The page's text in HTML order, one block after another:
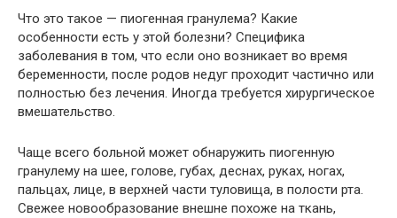
Что это такое — пиогенная гранулема? Какие
особенности есть у этой болезни? Специфика
заболевания в том, что если оно возникает во время
беременности, после родов недуг проходит частично или
полностью без лечения. Иногда требуется хирургическое
вмешательство.
Чаще всего больной может обнаружить пиогенную
гранулему на шее, голове, губах, деснах, руках, ногах,
пальцах, лице, в верхней части туловища, в полости рта.
Свежее новообразование внешне похоже на ткань,